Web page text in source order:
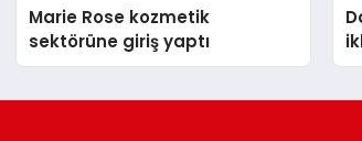
Marie Rose kozmetik
sektörüne giriş yaptı